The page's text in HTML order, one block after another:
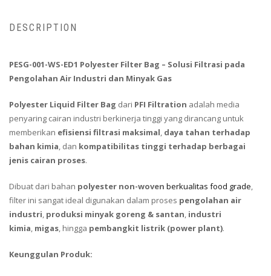
DESCRIPTION
PESG-001-WS-ED1 Polyester Filter Bag – Solusi Filtrasi pada
Pengolahan Air Industri dan Minyak Gas
Polyester Liquid Filter Bag dari PFI Filtration adalah media
penyaring cairan industri berkinerja tinggi yang dirancang untuk
memberikan efisiensi filtrasi maksimal, daya tahan terhadap
bahan kimia, dan kompatibilitas tinggi terhadap berbagai
jenis cairan proses.
Dibuat dari bahan polyester non-woven berkualitas food grade,
filter ini sangat ideal digunakan dalam proses pengolahan air
industri, produksi minyak goreng & santan, industri
kimia, migas, hingga pembangkit listrik (power plant).
Keunggulan Produk: